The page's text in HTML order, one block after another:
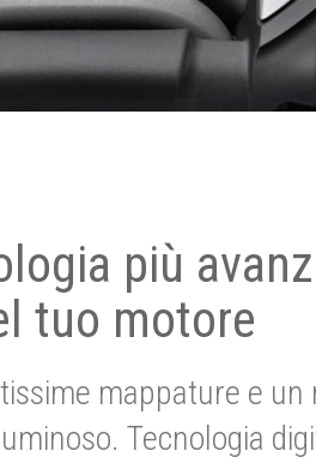
più
tuo motore
mappature e un
Tecnologia